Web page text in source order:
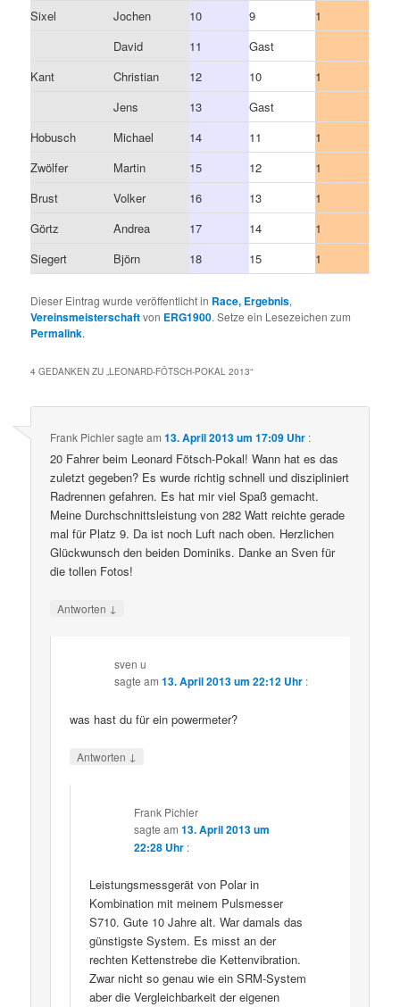
Sixel Jochen 10 9
1
David
11
Gast
Kant
Christian 12 10
1
Jens
13
Gast
Hobusch
Michael 14 11
1
Zwölfer
Martin 15 12
1
Brust
Volker 16 13
1
Görtz
Andrea 17 14
1
Siegert
Björn 18 15 1
Dieser Eintrag wurde veröffentlicht in Race, Ergebnis,
Vereinsmeisterschaftvon ERG1900. Setze ein Lesezeichen zum
Permalink.
4 GEDANKEN ZU „LEONARD-FÖTSCH-POKAL 2013“
Frank Pichlersagte am13. April 2013 um 17:09 Uhr :
20 Fahrer beim Leonard Fötsch-Pokal! Wann hat es das
zuletzt gegeben? Es wurde richtig schnell und diszipliniert
Radrennen gefahren. Es hat mir viel Spaß gemacht.
Meine Durchschnittsleistung von 282 Watt reichte gerade
mal für Platz 9. Da ist noch Luft nach oben. Herzlichen
Glückwunsch den beiden Dominiks. Danke an Sven für
die tollen Fotos!
Antworten ↓
sven u
sagte am13. April 2013 um 22:12 Uhr :
was hast du für ein powermeter?
Antworten ↓
Frank Pichler
sagte am13. April 2013 um
22:28 Uhr :
Leistungsmessgerät von Polar in
Kombination mit meinem Pulsmesser
S710. Gute 10 Jahre alt. War damals das
günstigste System. Es misst an der
rechten Kettenstrebe die Kettenvibration.
Zwar nicht so genau wie ein SRM-System
aber die Vergleichbarkeit der eigenen